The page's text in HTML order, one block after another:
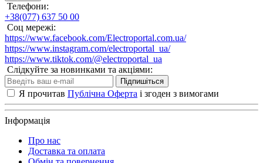
Телефони:
+38(077) 637 50 00
Соц мережі:
https://www.facebook.com/Electroportal.com.ua/
https://www.instagram.com/electroportal_ua/
https://www.tiktok.com/@electroportal_ua
Слідкуйте за новинками та акціями:
Підпишіться
Я прочитав Публічна Оферта і згоден з вимогами
Інформація
Про нас
Доставка та оплата